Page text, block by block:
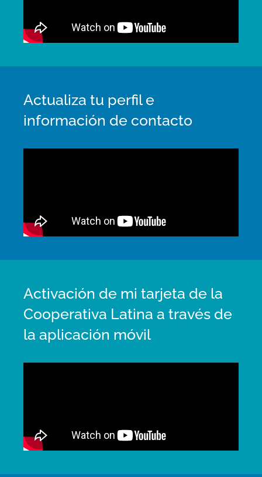
Actualiza tu perfil e
información de contacto
Activación de mi tarjeta de la
Cooperativa Latina a través de
la aplicación móvil